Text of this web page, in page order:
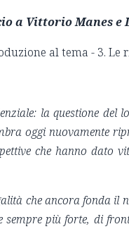
a Vittorio Manes e
al tema - 3. Le
la questione del
oggi nuovamente
che hanno dato
che ancora fonda il
sempre più forte, di